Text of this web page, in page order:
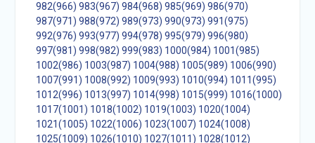
982(966) 983(967) 984(968) 985(969) 986(970)
987(971) 988(972) 989(973) 990(973) 991(975)
992(976) 993(977) 994(978) 995(979) 996(980)
997(981) 998(982) 999(983) 1000(984) 1001(985)
1002(986) 1003(987) 1004(988) 1005(989) 1006(990)
1007(991) 1008(992) 1009(993) 1010(994) 1011(995)
1012(996) 1013(997) 1014(998) 1015(999) 1016(1000)
1017(1001) 1018(1002) 1019(1003) 1020(1004)
1021(1005) 1022(1006) 1023(1007) 1024(1008)
1025(1009) 1026(1010) 1027(1011) 1028(1012)